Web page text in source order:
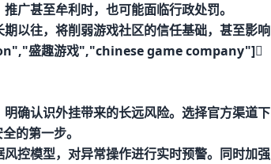
广甚至牟利时，也可能面临行政处罚。
以往，将削弱游戏社区的信任基础，甚至影响
盛趣游戏","chinese game company"]
确认识外挂带来的长远风险。选择官方渠道下
的第一步。
控模型，对异常操作进行实时预警。同时加强